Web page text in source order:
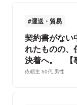
運送・貿易
契約書がない
れたものの、
決着へ。 【
依頼主 50代 男性